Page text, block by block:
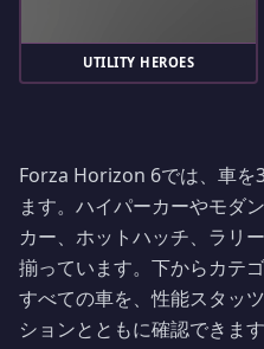
UTILITY HEROES
Forza Horizon 6では、車を
ます。ハイパーカーやモダ
カー、ホットハッチ、ラリ
揃っています。下からカテ
すべての車を、性能スタッ
ションとともに確認できます